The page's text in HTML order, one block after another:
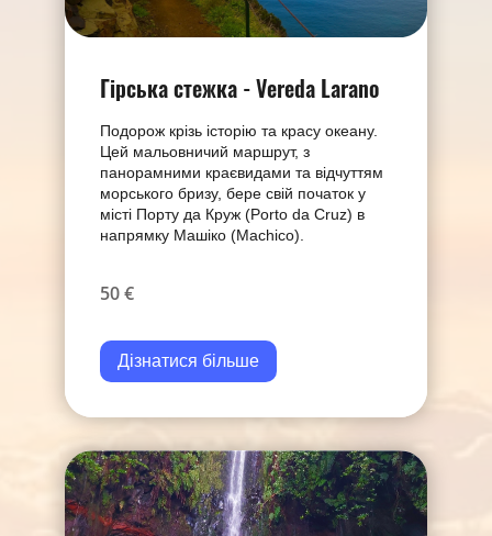
Гірська стежка - Vereda Larano
Подорож крізь історію та красу океану.
Цей мальовничий маршрут, з
панорамними краєвидами та відчуттям
морського бризу, бере свій початок у
місті Порту да Круж (Porto da Cruz) в
напрямку Машіко (Machico).
50 €
Дізнатися більше